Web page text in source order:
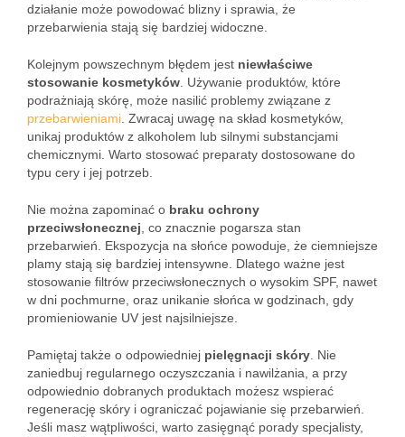
działanie może powodować blizny i sprawia, że
przebarwienia stają się bardziej widoczne.
Kolejnym powszechnym błędem jest niewłaściwe
stosowanie kosmetyków . Używanie produktów, które
podrażniają skórę, może nasilić problemy związane z
przebarwieniami . Zwracaj uwagę na skład kosmetyków,
unikaj produktów z alkoholem lub silnymi substancjami
chemicznymi. Warto stosować preparaty dostosowane do
typu cery i jej potrzeb.
Nie można zapominać o braku ochrony
przeciwsłonecznej , co znacznie pogarsza stan
przebarwień. Ekspozycja na słońce powoduje, że ciemniejsze
plamy stają się bardziej intensywne. Dlatego ważne jest
stosowanie filtrów przeciwsłonecznych o wysokim SPF, nawet
w dni pochmurne, oraz unikanie słońca w godzinach, gdy
promieniowanie UV jest najsilniejsze.
Pamiętaj także o odpowiedniej pielęgnacji skóry . Nie
zaniedbuj regularnego oczyszczania i nawilżania, a przy
odpowiednio dobranych produktach możesz wspierać
regenerację skóry i ograniczać pojawianie się przebarwień.
Jeśli masz wątpliwości, warto zasięgnąć porady specjalisty,